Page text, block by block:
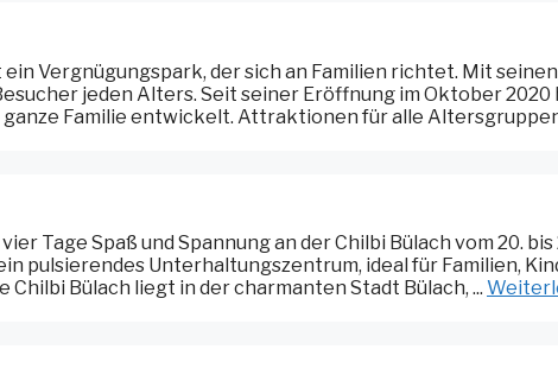
Vergnügungspark, der sich an Familien richtet. Mit seinen
jeden Alters. Seit seiner Eröffnung im Oktober 2020
Familie entwickelt. Attraktionen für alle Altersgruppen
Tage Spaß und Spannung an der Chilbi Bülach vom 20. bis
pulsierendes Unterhaltungszentrum, ideal für Familien,
Bülach liegt in der charmanten Stadt Bülach, ...